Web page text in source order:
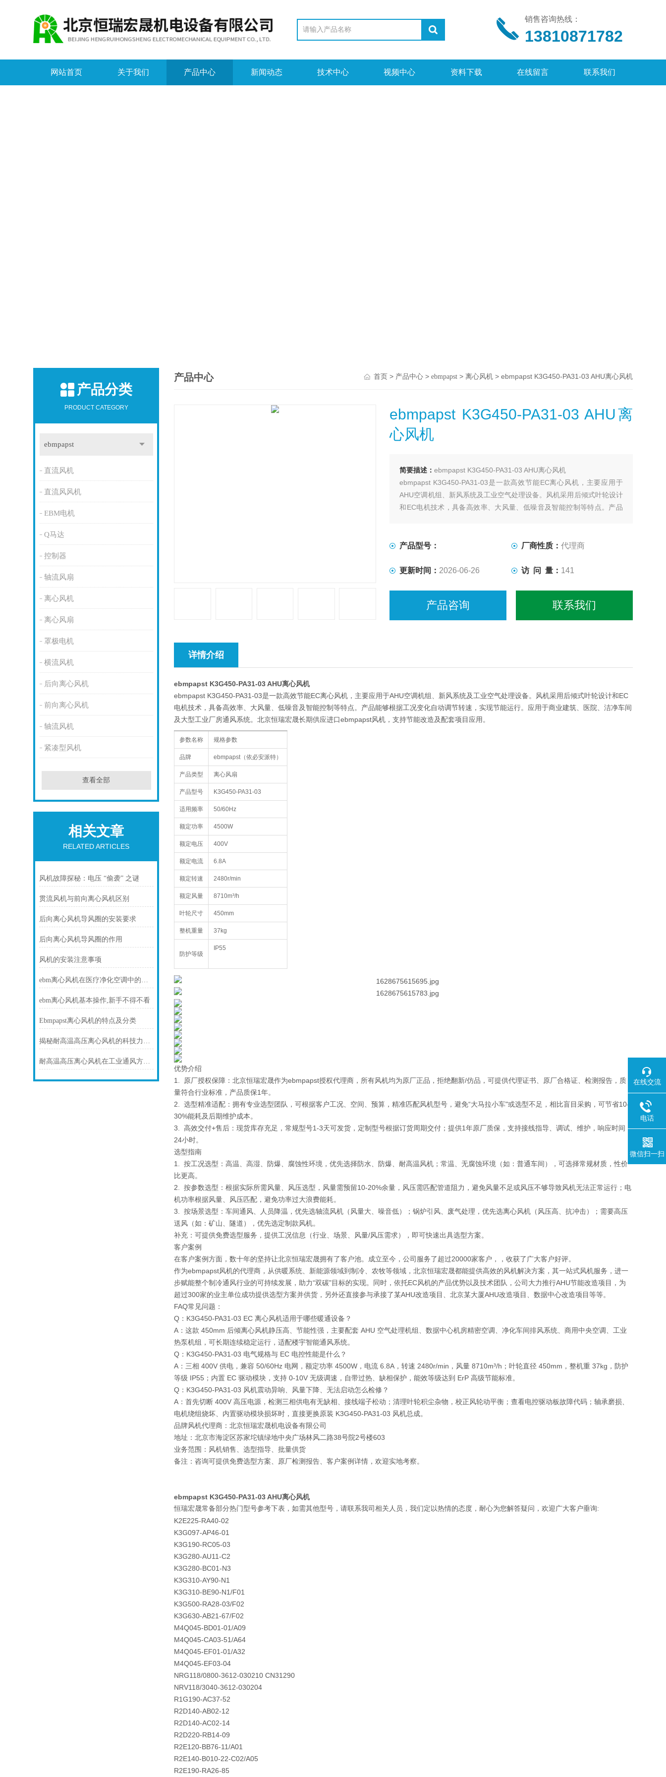
销售咨询热线：
13810871782
网站首页 关于我们 产品中心 新闻动态 技术中心 视频中心 资料下载 在线留言 联系我们
产品分类
PRODUCT CATEGORY
ebmpapst
直流风机
直流风风机
EBM电机
Q马达
控制器
轴流风扇
离心风机
离心风扇
罩极电机
横流风机
后向离心风机
前向离心风机
轴流风机
紧凑型风机
查看全部
相关文章
RELATED ARTICLES
风机故障探秘：电压 “偷袭” 之谜
贯流风机与前向离心风机区别
后向离心风机导风圈的安装要求
后向离心风机导风圈的作用
风机的安装注意事项
ebm离心风机在医疗净化空调中的静音与洁净优势
ebm离心风机基本操作,新手不得不看
Ebmpapst离心风机的特点及分类
揭秘耐高温高压离心风机的科技力量！
耐高温高压离心风机在工业通风方面发挥着重要作用
产品中心 首页> 产品中心> ebmpapst> 离心风机> ebmpapst K3G450-PA31-03 AHU离心风机
ebmpapst K3G450-PA31-03 AHU离
心风机
简要描述：ebmpapst K3G450-PA31-03 AHU离心风机
ebmpapst K3G450-PA31-03是一款高效节能EC离心风机，主要应用于
AHU空调机组、新风系统及工业空气处理设备。风机采用后倾式叶轮设计
和EC电机技术，具备高效率、大风量、低噪音及智能控制等特点。产品
产品型号： 厂商性质： 代理商
更新时间： 2026-06-26 访 问 量： 141
产品咨询 联系我们
详情介绍
ebmpapst K3G450-PA31-03 AHU离心风机
ebmpapst K3G450-PA31-03是一款高效节能EC离心风机，主要应用于AHU空调机组、新风系统及工业空气处理设备。风机采用后倾式叶轮设计和EC
电机技术，具备高效率、大风量、低噪音及智能控制等特点。产品能够根据工况变化自动调节转速，实现节能运行。应用于商业建筑、医院、洁净车间
及大型工业厂房通风系统。北京恒瑞宏晟长期供应进口ebmpapst风机，支持节能改造及配套项目应用。
参数名称 规格参数
品牌 ebmpapst（依必安派特）
产品类型 离心风扇
产品型号 K3G450-PA31-03
适用频率 50/60Hz
额定功率 4500W
额定电压 400V
额定电流 6.8A
额定转速 2480r/min
额定风量 8710m³/h
叶轮尺寸 450mm
整机重量 37kg
防护等级
IP55
优势介绍
1. 原厂授权保障：北京恒瑞宏晟作为ebmpapst授权代理商，所有风机均为原厂正品，拒绝翻新/仿品，可提供代理证书、原厂合格证、检测报告，质
量符合行业标准，产品质保1年。
2. 选型精准适配：拥有专业选型团队，可根据客户工况、空间、预算，精准匹配风机型号，避免“大马拉小车"或选型不足，相比盲目采购，可节省10-
30%能耗及后期维护成本。
3. 高效交付+售后：现货库存充足，常规型号1-3天可发货，定制型号根据订货周期交付；提供1年原厂质保，支持接线指导、调试、维护，响应时间
24小时。
选型指南
1. 按工况选型：高温、高湿、防爆、腐蚀性环境，优先选择防水、防爆、耐高温风机；常温、无腐蚀环境（如：普通车间），可选择常规材质，性价
比更高。
2. 按参数选型：根据实际所需风量、风压选型，风量需预留10-20%余量，风压需匹配管道阻力，避免风量不足或风压不够导致风机无法正常运行；电
机功率根据风量、风压匹配，避免功率过大浪费能耗。
3. 按场景选型：车间通风、人员降温，优先选轴流风机（风量大、噪音低）；锅炉引风、废气处理，优先选离心风机（风压高、抗冲击）；需要高压
送风（如：矿山、隧道），优先选定制款风机。
补充：可提供免费选型服务，提供工况信息（行业、场景、风量/风压需求），即可快速出具选型方案。
客户案例
在客户案例方面，数十年的坚持让北京恒瑞宏晟拥有了客户池。成立至今，公司服务了超过20000家客户，，收获了广大客户好评。
作为ebmpapst风机的代理商，从供暖系统、新能源领域到制冷、农牧等领域，北京恒瑞宏晟都能提供高效的风机解决方案，其一站式风机服务，进一
步赋能整个制冷通风行业的可持续发展，助力“双碳"目标的实现。同时，依托EC风机的产品优势以及技术团队，公司大力推行AHU节能改造项目，为
超过300家的业主单位成功提供选型方案并供货，另外还直接参与承接了某AHU改造项目、北京某大厦AHU改造项目、数据中心改造项目等等。
FAQ常见问题：
Q：K3G450-PA31-03 EC 离心风机适用于哪些暖通设备？
A：这款 450mm 后倾离心风机静压高、节能性强，主要配套 AHU 空气处理机组、数据中心机房精密空调、净化车间排风系统、商用中央空调、工业
热泵机组，可长期连续稳定运行，适配楼宇智能通风系统。
Q：K3G450-PA31-03 电气规格与 EC 电控性能是什么？
A：三相 400V 供电，兼容 50/60Hz 电网，额定功率 4500W，电流 6.8A，转速 2480r/min，风量 8710m³/h；叶轮直径 450mm，整机重 37kg，防护
等级 IP55；内置 EC 驱动模块，支持 0-10V 无级调速，自带过热、缺相保护，能效等级达到 ErP 高级节能标准。
Q：K3G450-PA31-03 风机震动异响、风量下降、无法启动怎么检修？
A：首先切断 400V 高压电源，检测三相供电有无缺相、接线端子松动；清理叶轮积尘杂物，校正风轮动平衡；查看电控驱动板故障代码；轴承磨损、
电机绕组烧坏、内置驱动模块损坏时，直接更换原装 K3G450-PA31-03 风机总成。
品牌风机代理商：北京恒瑞宏晟机电设备有限公司
地址：北京市海淀区苏家坨镇绿地中央广场林风二路38号院2号楼603
业务范围：风机销售、选型指导、批量供货
备注：咨询可提供免费选型方案、原厂检测报告、客户案例详情，欢迎实地考察。
ebmpapst K3G450-PA31-03 AHU离心风机
恒瑞宏晟常备部分热门型号参考下表，如需其他型号，请联系我司相关人员，我们定以热情的态度，耐心为您解答疑问，欢迎广大客户垂询:
K2E225-RA40-02
K3G097-AP46-01
K3G190-RC05-03
K3G280-AU11-C2
K3G280-BC01-N3
K3G310-AY90-N1
K3G310-BE90-N1/F01
K3G500-RA28-03/F02
K3G630-AB21-67/F02
M4Q045-BD01-01/A09
M4Q045-CA03-51/A64
M4Q045-EF01-01/A32
M4Q045-EF03-04
NRG118/0800-3612-030210 CN31290
NRV118/3040-3612-030204
R1G190-AC37-52
R2D140-AB02-12
R2D140-AC02-14
R2D220-RB14-09
R2E120-BB76-11/A01
R2E140-B010-22-C02/A05
R2E190-RA26-85
在线交流
电话
微信扫一扫